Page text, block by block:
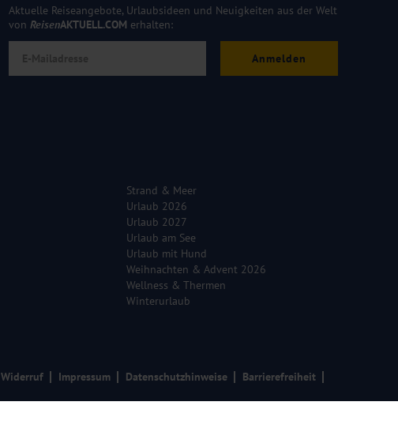
Aktuelle Reiseangebote, Urlaubsideen und Neuigkeiten aus der Welt
von ReisenAKTUELL.COM erhalten:
Anmelden
Strand & Meer
Urlaub 2026
Urlaub 2027
Urlaub am See
Urlaub mit Hund
Weihnachten & Advent 2026
Wellness & Thermen
Winterurlaub
Widerruf Impressum Datenschutzhinweise
Barrierefreiheit